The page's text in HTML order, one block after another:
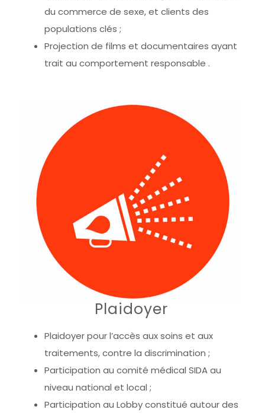
du commerce de sexe, et clients des
populations clés ;
Projection de films et documentaires ayant
trait au comportement responsable .
Plaidoyer
Plaidoyer pour l’accès aux soins et aux
traitements, contre la discrimination ;
Participation au comité médical SIDA au
niveau national et local ;
Participation au Lobby constitué autour des